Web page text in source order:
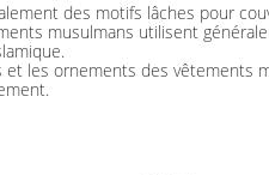
des motifs lâches pour
musulmans utilisent
les ornements des